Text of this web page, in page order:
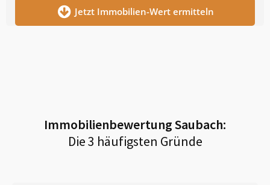
Jetzt Immobilien-Wert ermitteln
ImmobilienbewertungSaubach:
Die 3 häufigsten Gründe